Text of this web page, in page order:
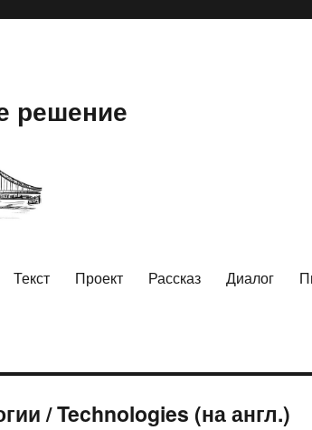
решение
Текст Проект Рассказ Диалог
/ Technologies (на англ.)